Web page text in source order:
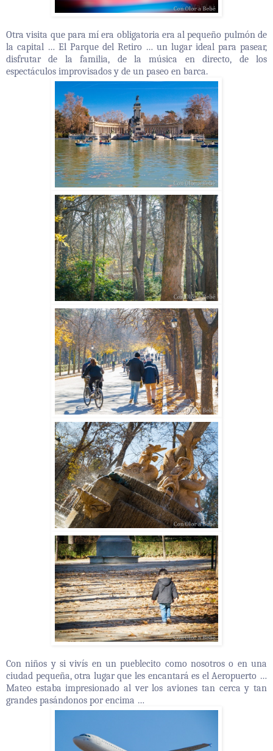
Otra visita que para mí era obligatoria era al pequeño pulmón de
la capital … El Parque del Retiro … un lugar ideal para pasear,
disfrutar de la familia, de la música en directo, de los
espectáculos improvisados y de un paseo en barca.
Con niños y si vivís en un pueblecito como nosotros o en una
ciudad pequeña, otra lugar que les encantará es el Aeropuerto …
Mateo estaba impresionado al ver los aviones tan cerca y tan
grandes pasándonos por encima …